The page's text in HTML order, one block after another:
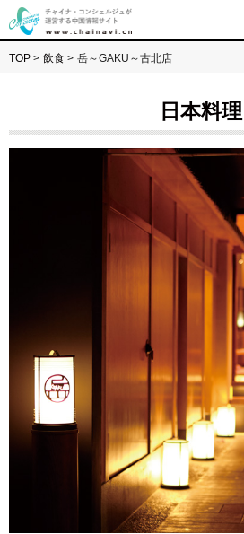
TOP > 飲食 > 岳～GAKU～古北店
日本料理